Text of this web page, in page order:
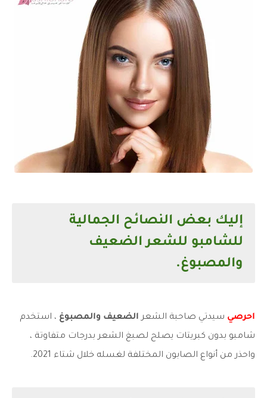
إليك بعض النصائح الجمالية
للشامبو للشعر الضعيف
والمصبوغ.
احرصي سيدتي صاحبة الشعر الضعيف والمصبوغ ، استخدم
شامبو بدون كبريتات يصلح لصبغ الشعر بدرجات متفاوتة ،
واحذر من أنواع الصابون المختلفة لغسله خلال شتاء 2021.